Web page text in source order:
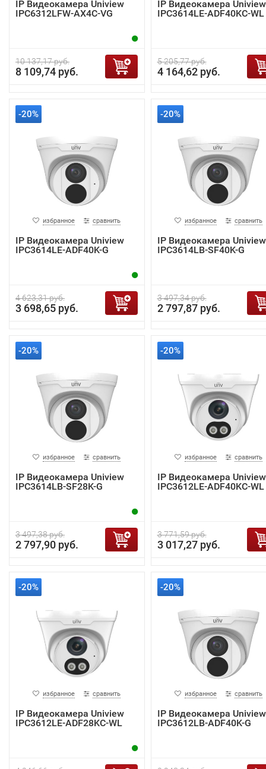
IP Видеокамера Uniview
IPC6312LFW-AX4C-VG
10 137,17 руб.
8 109,74 руб.
IP Видеокамера Uniview
IPC3614LE-ADF40KC-WL
5 205,77 руб.
4 164,62 руб.
-20%
избранное сравнить
IP Видеокамера Uniview
IPC3614LE-ADF40K-G
4 623,31 руб.
3 698,65 руб.
-20%
избранное сравнить
IP Видеокамера Uniview
IPC3614LB-SF40K-G
3 497,34 руб.
2 797,87 руб.
-20%
избранное сравнить
IP Видеокамера Uniview
IPC3614LB-SF28K-G
3 497,38 руб.
2 797,90 руб.
-20%
избранное сравнить
IP Видеокамера Uniview
IPC3612LE-ADF40KC-WL
3 771,59 руб.
3 017,27 руб.
-20%
избранное сравнить
IP Видеокамера Uniview
IPC3612LE-ADF28KC-WL
-20%
избранное сравнить
IP Видеокамера Uniview
IPC3612LB-ADF40K-G